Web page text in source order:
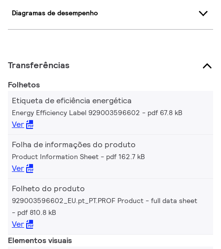
Diagramas de desempenho
Transferências
Folhetos
Etiqueta de eficiência energética
Energy Efficiency Label 929003596602 pdf 67.8 kB
Ver
Folha de informações do produto
Product Information Sheet pdf 162.7 kB
Ver
Folheto do produto
929003596602_EU.pt_PT.PROF Product - full data sheet
pdf 810.8 kB
Ver
Elementos visuais